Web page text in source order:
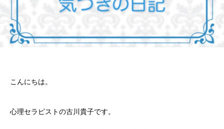
こんにちは。
心理セラピストの古川貴子です。